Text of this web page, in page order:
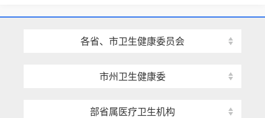
各省、市卫生健康委员会
市州卫生健康委
部省属医疗卫生机构